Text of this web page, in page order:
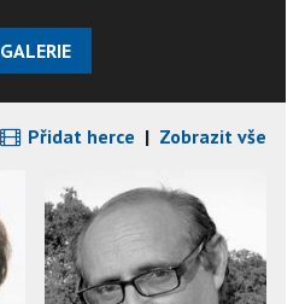
GALERIE
Přidat herce | Zobrazit vše